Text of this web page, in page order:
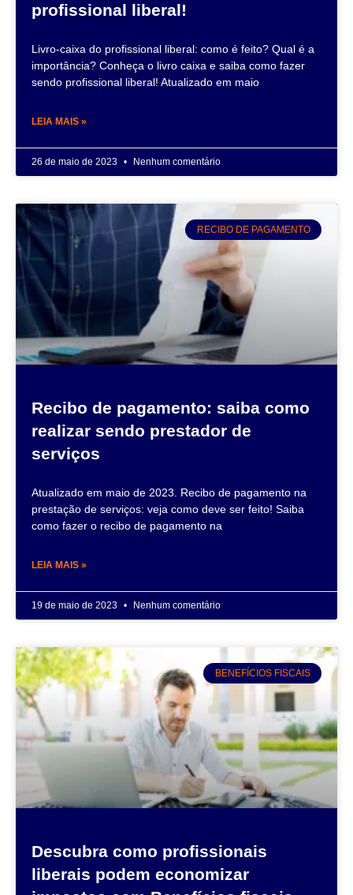
profissional liberal!
Livro-caixa do profissional liberal: como é feito? Qual é a
importância? Conheça o livro caixa e saiba como fazer
sendo profissional liberal! Atualizado em maio
LEIA MAIS »
26 de maio de 2023 Nenhum comentário
RECIBO DE PAGAMENTO
Recibo de pagamento: saiba como
realizar sendo prestador de
serviços
Atualizado em maio de 2023. Recibo de pagamento na
prestação de serviços: veja como deve ser feito! Saiba
como fazer o recibo de pagamento na
LEIA MAIS »
19 de maio de 2023 Nenhum comentário
BENEFÍCIOS FISCAIS
Descubra como profissionais
liberais podem economizar